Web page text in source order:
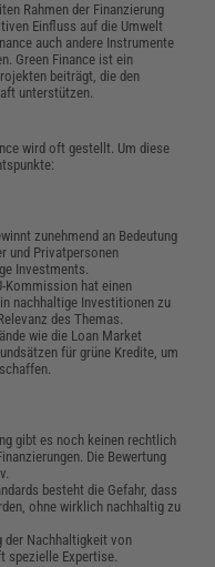
Rahmen der Finanzierung
Einfluss auf die Umwelt
auch andere Instrumente
Green Finance ist ein
beiträgt, die den
unterstützen.
wird oft gestellt. Um diese
zunehmend an Bedeutung
und Privatpersonen
Investments.
Kommission hat einen
nachhaltige Investitionen zu
des Themas.
wie die Loan Market
für grüne Kredite, um
gibt es noch keinen rechtlich
Die Bewertung
besteht die Gefahr, dass
ohne wirklich nachhaltig zu
der Nachhaltigkeit von
spezielle Expertise.